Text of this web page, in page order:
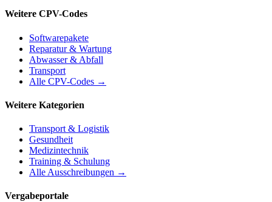
Weitere CPV-Codes
Softwarepakete
Reparatur & Wartung
Abwasser & Abfall
Transport
Alle CPV-Codes →
Weitere Kategorien
Transport & Logistik
Gesundheit
Medizintechnik
Training & Schulung
Alle Ausschreibungen →
Vergabeportale